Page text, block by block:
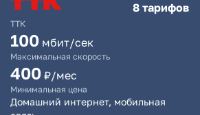
ТТК
8 тарифов
100 мбит/сек
Максимальная скорость
400 ₽/мес
Минимальная цена
Домашний интернет, мобильная